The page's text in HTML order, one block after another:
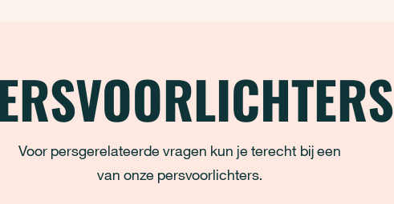
Voor persgerelateerde vragen kun je terecht bij een
van onze persvoorlichters.